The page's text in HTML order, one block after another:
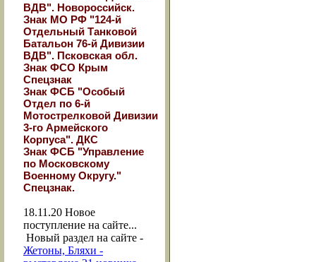
ВДВ". Новороссийск.
Знак МО РФ "124-й
Отдельный Танковой
Батальон 76-й Дивизии
ВДВ". Псковская обл.
Знак ФСО Крым
Спецзнак
Знак ФСБ "Особый
Отдел по 6-й
Мотострелковой Дивизии
3-го Армейского
Корпуса". ДКС
Знак ФСБ "Управление
по Московскому
Военному Округу."
Спецзнак.
18.11.20 Новое
поступление на сайте...
Новый раздел на сайте -
Жетоны, Бляхи -